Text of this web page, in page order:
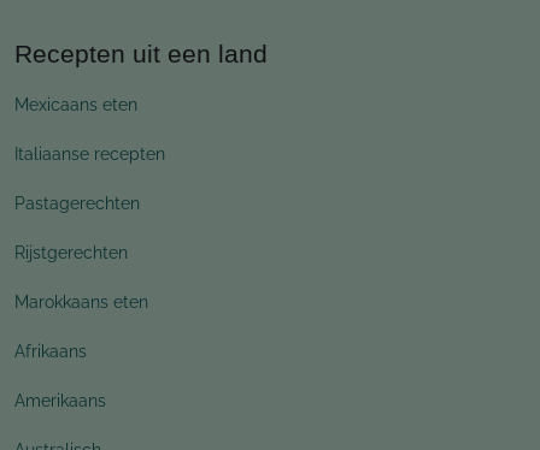
Recepten uit een land
Mexicaans eten
Italiaanse recepten
Pastagerechten
Rijstgerechten
Marokkaans eten
Afrikaans
Amerikaans